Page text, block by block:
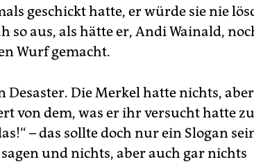
geschickt hatte, er würde sie nie
so aus, als hätte er, Andi Wainald,
Wurf gemacht.
Desaster. Die Merkel hatte nichts,
von dem, was er ihr versucht hatte zu
– das sollte doch nur ein Slogan
und nichts, aber auch gar nichts